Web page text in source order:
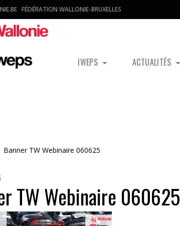
FÉDÉRATION WALLONIE-BRUXELLES
IWEPS ACTUALITÉS
Banner TW Webinaire 060625
TW Webinaire 060625